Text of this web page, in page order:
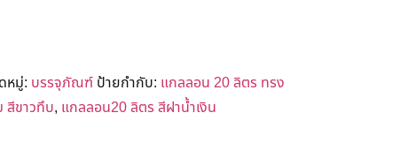
หมู่: บรรจุภัณฑ์ ป้ายกำกับ: แกลลอน 20 ลิตร ทรง
สีขาวทึบ, แกลลอน20 ลิตร สีฝาน้ำเงิน